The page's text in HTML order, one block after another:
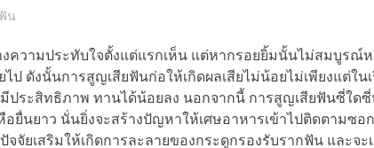
น
างความประทับใจตั้งแต่แรกเห็น แต่หากรอยยิ้มนั้นไม่สมบูรณ์
ดังนั้นการสูญเสียฟันก่อให้เกิดผลเสียไม่น้อยไม่เพียงแต่ใน
ประสิทธิภาพ ทานได้น้อยลง นอกจากนี้ การสูญเสียฟันซี่ใด
อยื่นยาว นั่นยิ่งจะสร้างปัญหาให้เศษอาหารเข้าไปติดตามซ
จัยเสริมให้เกิดการละลายของกระดูกรองรับรากฟัน และจ